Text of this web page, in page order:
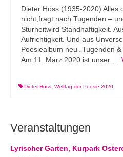
Dieter Höss (1935-2020) Alles
nicht,fragt nach Tugenden –
Sturheitwird Standhaftigkeit.
Aufrichtigkeit. Und aus
Poesiealbum neu „Tugenden
Am 11. März 2020 ist unser …
Dieter Höss Welttag der Poesie 2020
Veranstaltungen
Lyrischer Garten, Kurpark